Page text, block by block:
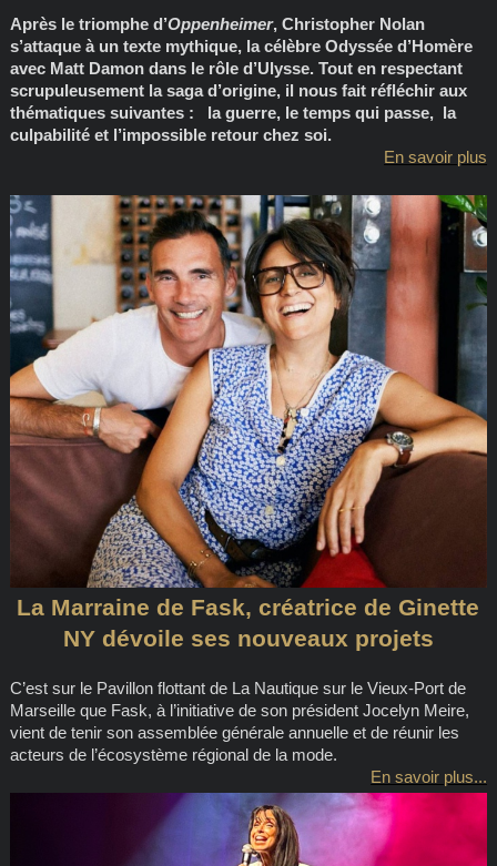
Après le triomphe d’Oppenheimer, Christopher Nolan
s’attaque à un texte mythique, la célèbre Odyssée d’Homère
avec Matt Damon dans le rôle d’Ulysse. Tout en respectant
scrupuleusement la saga d’origine, il nous fait réfléchir aux
thématiques suivantes : la guerre, le temps qui passe, la
culpabilité et l’impossible retour chez soi.
En savoir plus
La Marraine de Fask, créatrice de Ginette
NY dévoile ses nouveaux projets
C’est sur le Pavillon flottant de La Nautique sur le Vieux-Port de
Marseille que Fask, à l’initiative de son président Jocelyn Meire,
vient de tenir son assemblée générale annuelle et de réunir les
acteurs de l’écosystème régional de la mode.
En savoir plus...